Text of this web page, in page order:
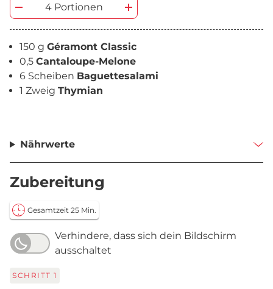
4 Portionen
150 g Géramont Classic
0,5 Cantaloupe-Melone
6 Scheiben Baguettesalami
1 Zweig Thymian
Nährwerte
Zubereitung
Gesamtzeit 25 Min.
Verhindere, dass sich dein Bildschirm
ausschaltet
SCHRITT 1